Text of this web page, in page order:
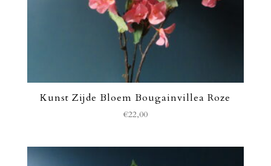
Kunst Zijde Bloem Bougainvillea Roze
€22,00